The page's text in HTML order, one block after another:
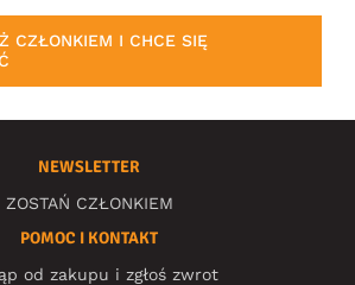
CZŁONKIEM I CHCE SIĘ
NEWSLETTER
ZOSTAŃ CZŁONKIEM
POMOC I KONTAKT
od zakupu i zgłoś zwrot